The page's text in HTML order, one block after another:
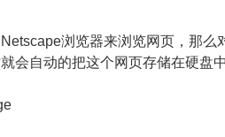
浏览器来浏览网页，那么
会自动的把这个网页存储在硬盘